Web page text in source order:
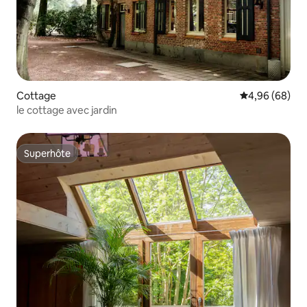
Cottage Évaluation
4,96 (68)
le cottage avec jardin
Superhôte
Superhôte